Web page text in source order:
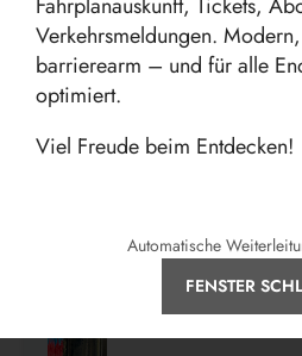
Verkehrsmeldungen.
barrierearm – und für alle
optimiert.
Viel Freude beim Entdecken!
FENSTER
Automatische